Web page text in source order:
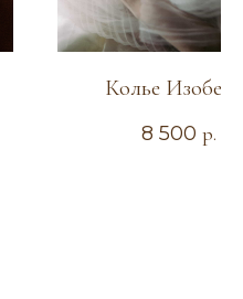
Колье
8 500 р.